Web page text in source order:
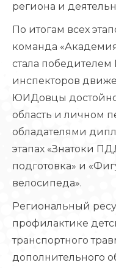
региона и
По итогам всех
команда
стала
инспекторов
ЮИДовцы
область и личном
обладателями
этапах «Знатоки
подготовка» и
велосипеда».
Региональный
профилактике
транспортного
дополнительного